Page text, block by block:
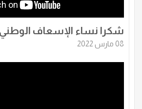
شكرا نساء الإسعاف الوطني
08 مارس 2022